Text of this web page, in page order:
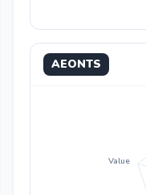
AEONTS
Value